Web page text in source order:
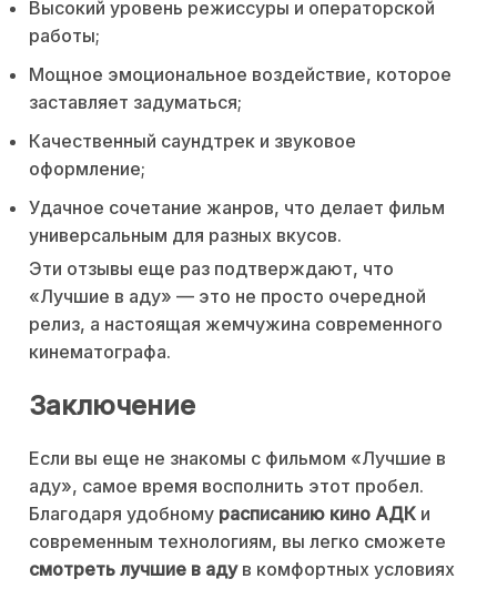
Высокий уровень режиссуры и операторской
работы;
Мощное эмоциональное воздействие, которое
заставляет задуматься;
Качественный саундтрек и звуковое
оформление;
Удачное сочетание жанров, что делает фильм
универсальным для разных вкусов.
Эти отзывы еще раз подтверждают, что
«Лучшие в аду» — это не просто очередной
релиз, а настоящая жемчужина современного
кинематографа.
Заключение
Если вы еще не знакомы с фильмом «Лучшие в
аду», самое время восполнить этот пробел.
Благодаря удобному расписанию кино АДК и
современным технологиям, вы легко сможете
смотреть лучшие в адув комфортных условиях